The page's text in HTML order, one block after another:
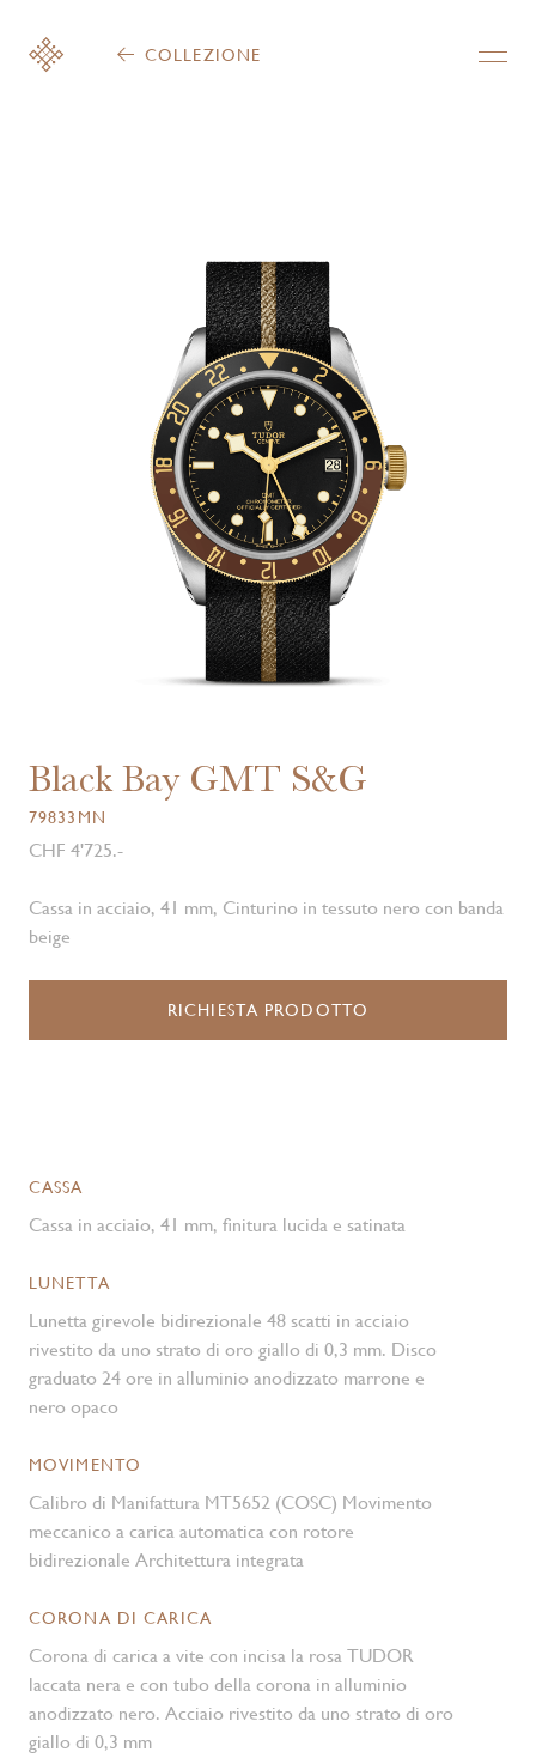
COLLEZIONE
Black Bay GMT S&G
79833MN
CHF 4'725.-
Cassa in acciaio, 41 mm, Cinturino in tessuto nero con banda
beige
RICHIESTA PRODOTTO
CASSA
Cassa in acciaio, 41 mm, finitura lucida e satinata
LUNETTA
Lunetta girevole bidirezionale 48 scatti in acciaio
rivestito da uno strato di oro giallo di 0,3 mm. Disco
graduato 24 ore in alluminio anodizzato marrone e
nero opaco
MOVIMENTO
Calibro di Manifattura MT5652 (COSC) Movimento
meccanico a carica automatica con rotore
bidirezionale Architettura integrata
CORONA DI CARICA
Corona di carica a vite con incisa la rosa TUDOR
laccata nera e con tubo della corona in alluminio
anodizzato nero. Acciaio rivestito da uno strato di oro
giallo di 0,3 mm